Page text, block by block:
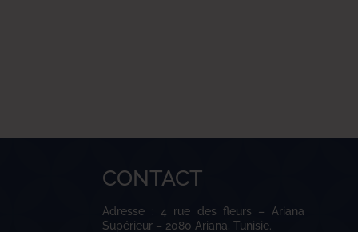
CONTACT
Adresse : 4 rue des fleurs – Ariana
Supérieur – 2080 Ariana, Tunisie.